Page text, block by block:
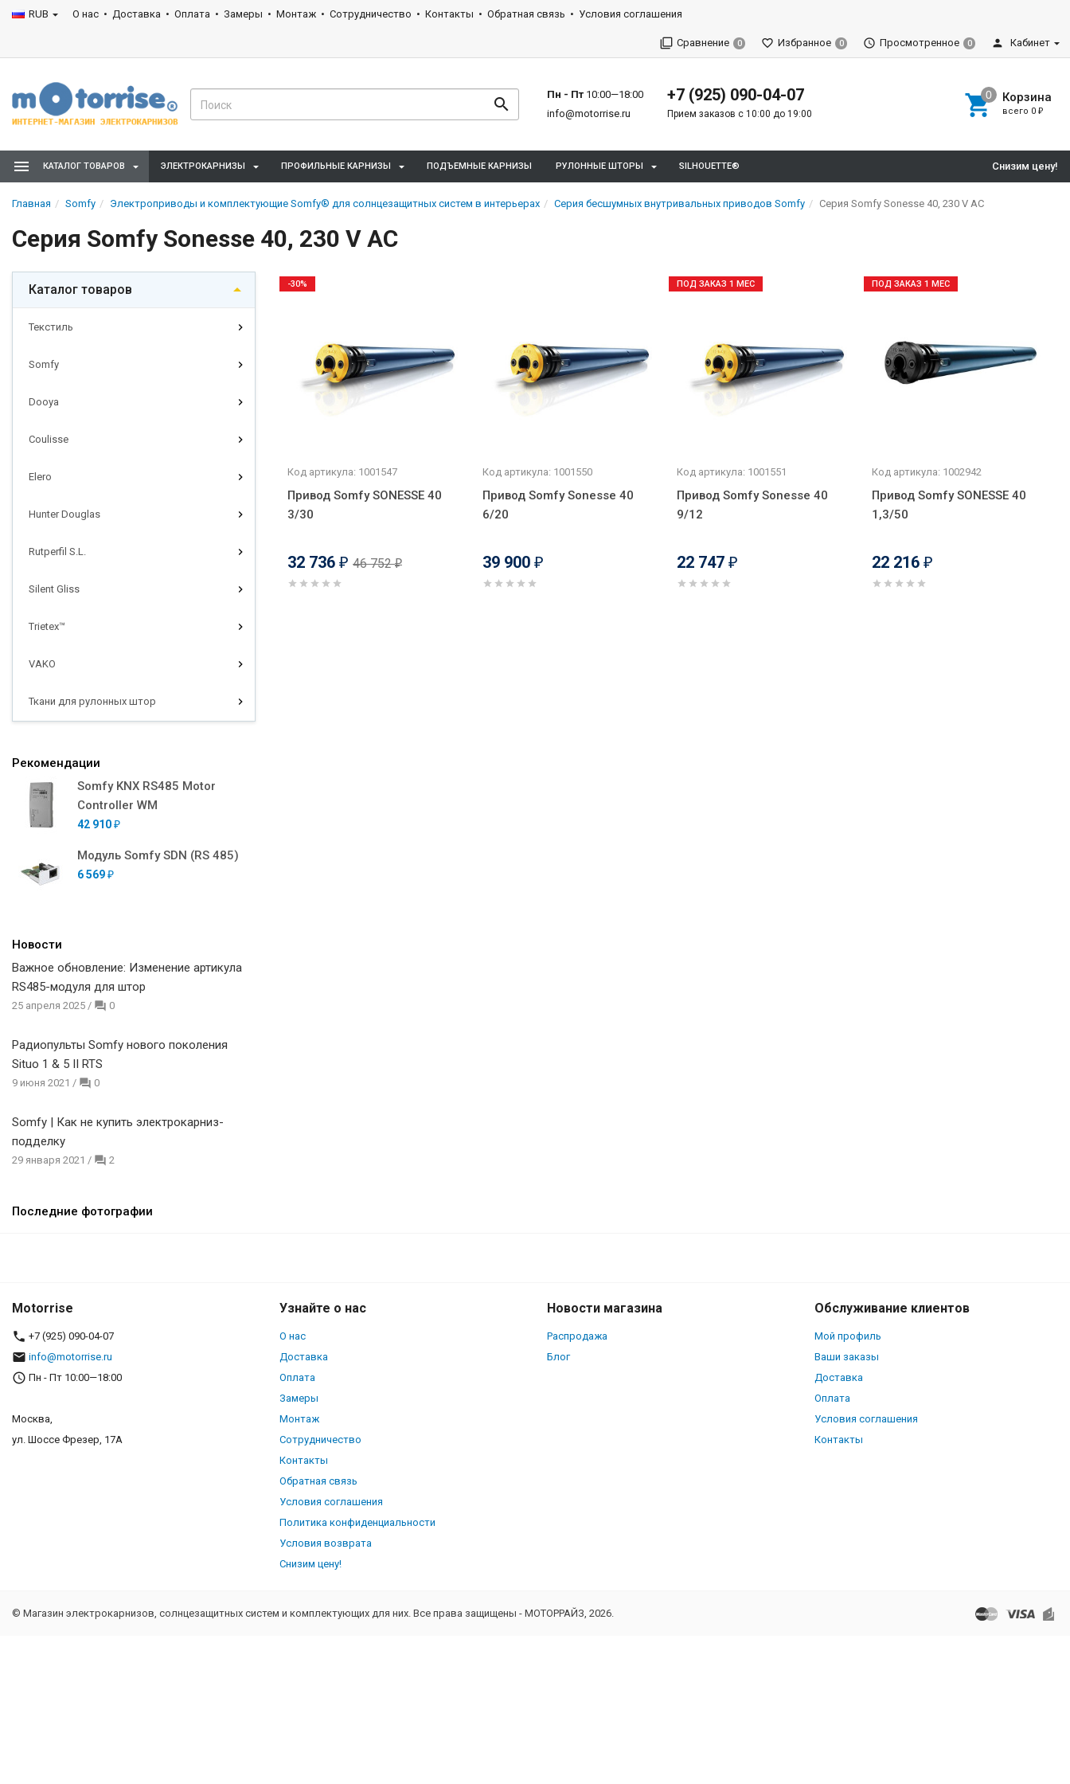
RUB О нас Доставка Оплата Замеры Монтаж Сотрудничество Контакты Обратная связь Условия соглашения
Сравнение 0 Избранное 0 Просмотренное 0 Кабинет
Пн - Пт10:00—18:00
info@motorrise.ru
+7 (925) 090-04-07
Прием заказов с 10:00 до 19:00
Корзина
всего 0 ₽
КАТАЛОГ ТОВАРОВ ЭЛЕКТРОКАРНИЗЫ ПРОФИЛЬНЫЕ КАРНИЗЫ ПОДЪЕМНЫЕ КАРНИЗЫ РУЛОННЫЕ ШТОРЫ SILHOUETTE® Снизим цену!
Главная Somfy Электроприводы и комплектующие Somfy® для солнцезащитных систем в интерьерах Серия бесшумных внутривальных приводов Somfy Cерия Somfy Sonesse 40, 230 V AC
Cерия Somfy Sonesse 40, 230 V AC
Каталог товаров
Текстиль
Somfy
Dooya
Coulisse
Elero
Hunter Douglas
Rutperfil S.L.
Silent Gliss
Trietex™
VAKO
Ткани для рулонных штор
Рекомендации
Somfy KNX RS485 Motor
Controller WM
42 910 ₽
Модуль Somfy SDN (RS 485)
6 569 ₽
Новости
Важное обновление: Изменение артикула
RS485-модуля для штор
25 апреля 2025 / 0
Радиопульты Somfy нового поколения
Situo 1 & 5 II RTS
9 июня 2021 / 0
Somfy | Как не купить электрокарниз-
подделку
29 января 2021 / 2
Последние фотографии
Код артикула: 1001547
Привод Somfy SONESSE 40
3/30
32 736 ₽ 46 752₽
-30%
Код артикула: 1001550
Привод Somfy Sonesse 40
6/20
39 900 ₽
Код артикула: 1001551
Привод Somfy Sonesse 40
9/12
22 747 ₽
ПОД ЗАКАЗ 1 МЕС
Код артикула: 1002942
Привод Somfy SONESSE 40
1,3/50
22 216 ₽
ПОД ЗАКАЗ 1 МЕС
Motorrise
+7 (925) 090-04-07
info@motorrise.ru
Пн - Пт 10:00—18:00
Москва,
ул. Шоссе Фрезер, 17А
Узнайте о нас
О нас
Доставка
Оплата
Замеры
Монтаж
Сотрудничество
Контакты
Обратная связь
Условия соглашения
Политика конфиденциальности
Условия возврата
Снизим цену!
Новости магазина
Распродажа
Блог
Обслуживание клиентов
Мой профиль
Ваши заказы
Доставка
Оплата
Условия соглашения
Контакты
© Магазин электрокарнизов, солнцезащитных систем и комплектующих для них. Все права защищены - МОТОРРАЙЗ, 2026.